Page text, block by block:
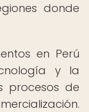
donde
en Perú
y la
procesos de